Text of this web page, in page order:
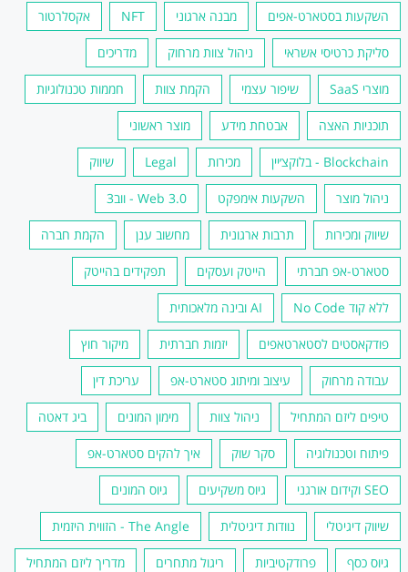
השקעות בסטארט-אפים מבנה ארגוני NFT אקסלרטור
סליקת כרטיסי אשראי ניהול צוות מרחוק מדריכים
מוצרי SaaS שיפור עצמי הקמת צוות חממות טכנולוגיות
תוכניות האצה אבטחת מידע מוצר ראשוני
Blockchain - בלוקצ׳יין מכירות Legal שיווק
ניהול מוצר השקעות אימפקט Web 3.0 - ווב3
שיווק ומכירות תרבות ארגונית מחשוב ענן הקמת חברה
סטארט-אפ חברתי הייטק ועסקים תפקידים בהייטק
ללא קוד No Code AI ובינה מלאכותית
פודקאסטים לסטארטאפים יזמות חברתית מיקור חוץ
עבודה מרחוק עיצוב ומיתוג סטארט-אפ עריכת דין
טיפים ליזם המתחיל ניהול צוות מימון המונים ביג דאטה
פיתוח וטכנולוגיה סקר שוק איך להקים סטארט-אפ
SEO וקידום אורגני גיוס משקיעים גיוס המונים
שיווק דיגיטלי נוודות דיגיטלית The Angle - הזווית היזמית
גיוס כסף פרודקטיביות ריגול מתחרים מדריך ליזם המתחיל